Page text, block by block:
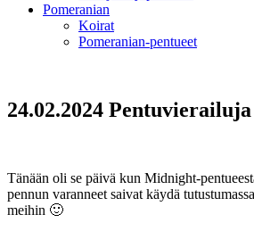
Pomeranian
Koirat
Pomeranian-pentueet
24.02.2024 Pentuvierailuja
Tänään oli se päivä kun Midnight-
pennun varanneet saivat käydä
meihin 🙂